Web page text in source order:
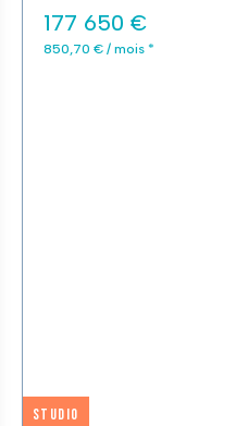
177 650 €
850,70 € / mois *
Studio